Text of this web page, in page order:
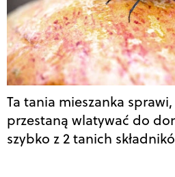
Ta tania mieszanka
przestaną wlatywać do
szybko z 2 tanich